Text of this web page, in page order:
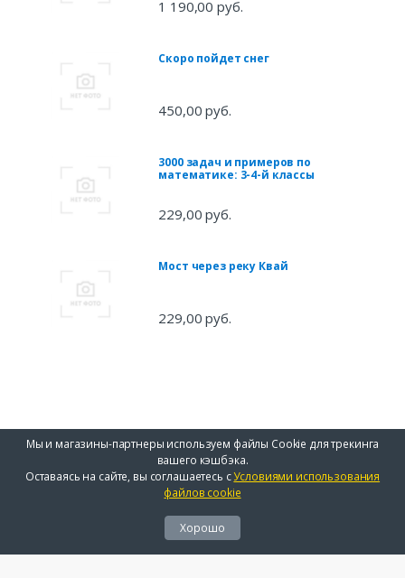
1 190,00 руб.
Скоро пойдет снег
450,00 руб.
3000 задач и примеров по
математике: 3-4-й классы
229,00 руб.
Мост через реку Квай
229,00 руб.
Мы и магазины-партнеры используем файлы Cookie для трекинга
вашего кэшбэка.
Оставаясь на сайте, вы соглашаетесь сУсловиями использования
файлов cookie
Хорошо